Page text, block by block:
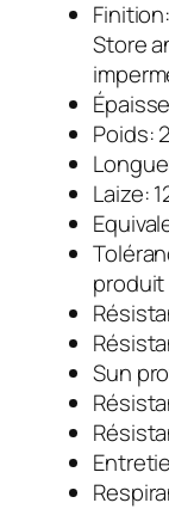
Store
Poids:
Laize:
produit
Sun